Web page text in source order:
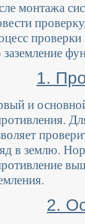
монтажа
проверки
заземление
1.
и
в землю.
2.